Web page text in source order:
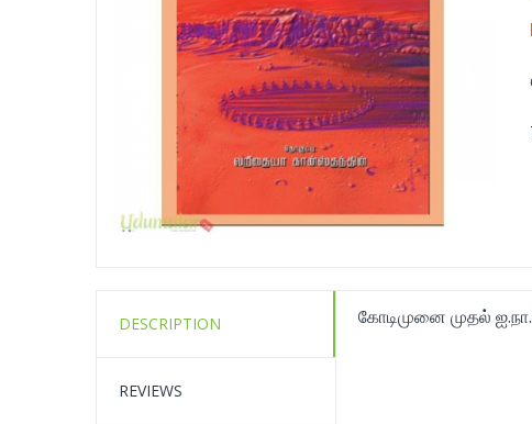
DESCRIPTION
REVIEWS
கோடிமுனை முதல்